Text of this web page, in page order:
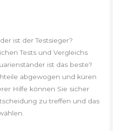
ist der Testsieger?
Tests und Vergleichs
ist das beste?
abgewogen und küren
Hilfe können Sie sicher
zu treffen und das